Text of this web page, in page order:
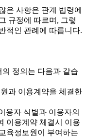
은 사항은 관계 법령에
규정에 따르며, 그렇
적인 관례에 따릅니다.
정의는 다음과 같습
과 이용계약을 체결한
용자 식별과 이용자의
이용계약 체결시 이용
육정보원이 부여하는